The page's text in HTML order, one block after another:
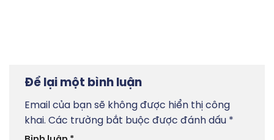
Để lại một bình luận
Email của bạn sẽ không được hiển thị công
khai. Các trường bắt buộc được đánh dấu *